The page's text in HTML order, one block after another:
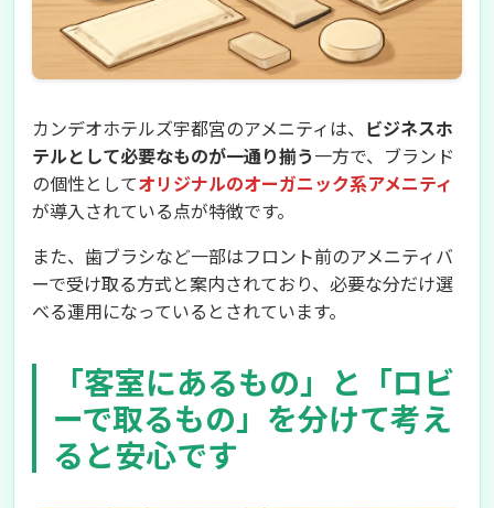
カンデオホテルズ宇都宮のアメニティは、 ビジネスホ
テルとして必要なものが一通り揃う一方で、ブランド
の個性としてオリジナルのオーガニック系アメニティ
が導入されている点が特徴です。
また、歯ブラシなど一部はフロント前のアメニティバ
ーで受け取る方式と案内されており、必要な分だけ選
べる運用になっているとされています。
「客室にあるもの」と「ロビ
ーで取るもの」を分けて考え
ると安心です